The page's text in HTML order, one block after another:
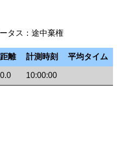
タス：途中棄権
距離 計測時刻 平均タイム
0.0 10:00:00